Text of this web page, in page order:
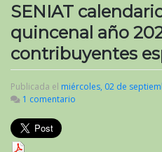
SENIAT
quincenal año
contribuyentes
Publicada el miércoles, 02 de
1 comentario